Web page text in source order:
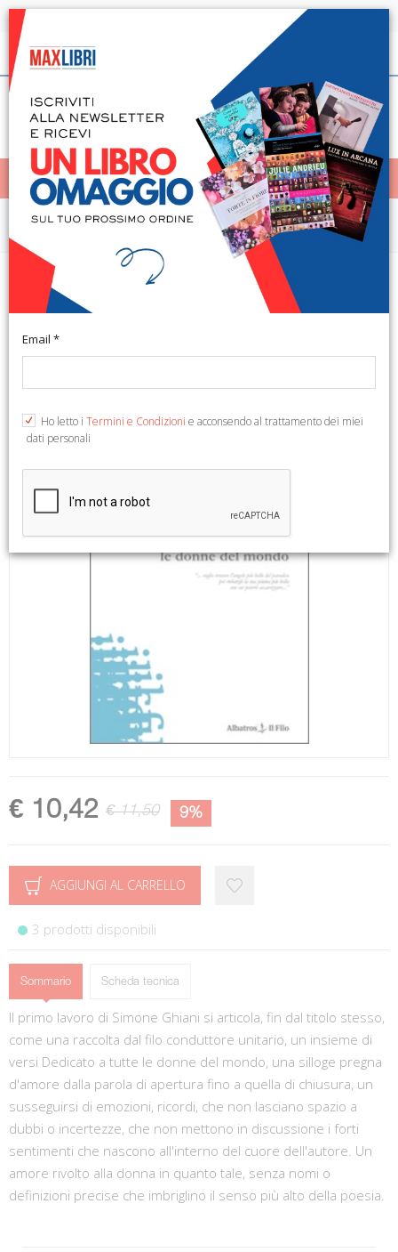
Spedizione in 24h per tutti i libri disponibili
Italiano
< Home
MENÙ
Dedicato a tutte le donne del
mondo
€ 10,42 € 11,50 9%
AGGIUNGI AL CARRELLO
3 prodotti disponibili
Sommario Scheda tecnica
Il primo lavoro di Simone Ghiani si articola, fin dal titolo stesso,
come una raccolta dal filo conduttore unitario, un insieme di
versi Dedicato a tutte le donne del mondo, una silloge pregna
d'amore dalla parola di apertura fino a quella di chiusura, un
susseguirsi di emozioni, ricordi, che non lasciano spazio a
dubbi o incertezze, che non mettono in discussione i forti
sentimenti che nascono all'interno del cuore dell'autore. Un
amore rivolto alla donna in quanto tale, senza nomi o
definizioni precise che imbriglino il senso più alto della poesia.
Email *
Ho letto i Termini e Condizioni e acconsendo al trattamento dei miei
dati personali